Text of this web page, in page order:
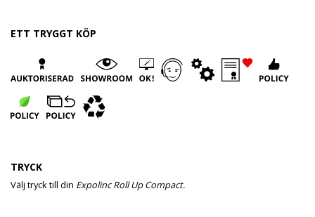
ETT TRYGGT KÖP
TRYCK
Välj tryck till din Expolinc Roll Up Compact.